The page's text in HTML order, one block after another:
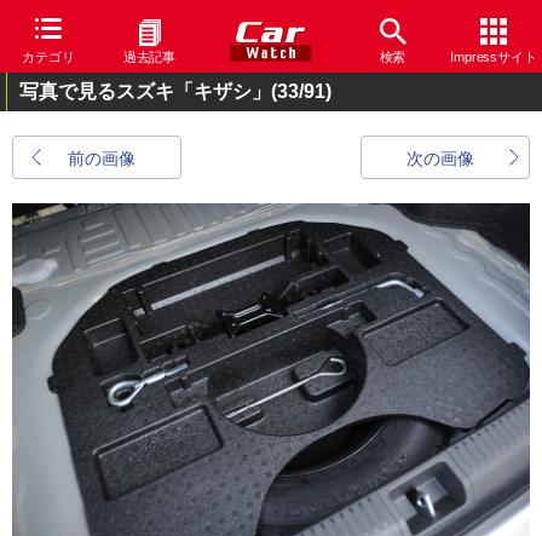
カテゴリ 過去記事 検索 Impressサイト
写真で見るスズキ「キザシ」 (33/91)
前の画像 次の画像